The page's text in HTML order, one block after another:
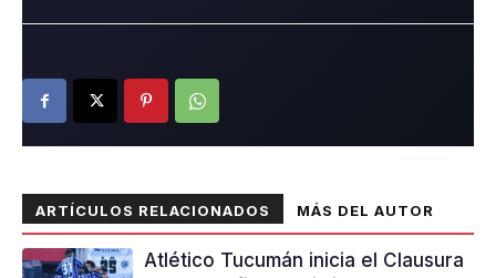
ARTÍCULOS RELACIONADOS MÁS DEL AUTOR
Atlético Tucumán inicia el Clausura